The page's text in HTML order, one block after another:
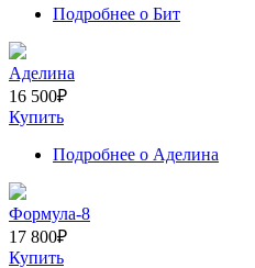
Подробнее о Бит
Аделина
16 500₽
Купить
Подробнее о Аделина
Формула-8
17 800₽
Купить